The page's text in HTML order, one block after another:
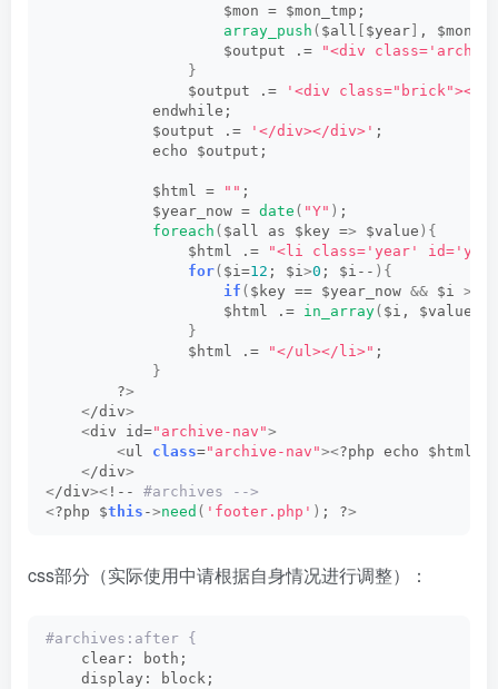
                    $mon = $mon_tmp;
array_push ( $all $year , $mon
                    $output .=
"<div
}
                $output .=
'<div class="brick"><a
            endwhile;
            $output .=
'</div></div>' ;
            echo $output;
            $html =
"" ;
            $year_now =
date ( "Y" ) ;
foreach ( $all as $key => $value ){
                $html .=
"<li class='year'
for( $i=12 ; $i>0 ; $i-- ){
if ( $key == $year_now && $i >
                    $html .=
in_array( $i, $value
}
                $html .=
"</ul></li>" ;
}
        ?
>
</div>
<div id="archive-nav">
<ul class="archive-nav"><?php echo $html;?
</div>
</div>< !--
#archives -->
<?php $this ->need ( 'footer.php' ) ; ?>
css部分（实际使用中请根据自身情况进行调整）：
#archives:after {
    clear: both;
    display: block;